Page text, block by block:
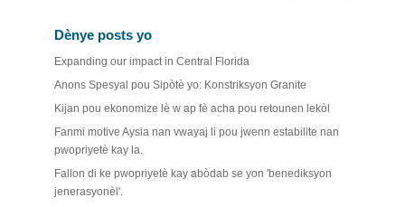
Dènye posts yo
Expanding our impact in Central Florida
Anons Spesyal pou Sipòtè yo: Konstriksyon Granite
Kijan pou ekonomize lè w ap fè acha pou retounen lekòl
Fanmi motive Aysia nan vwayaj li pou jwenn estabilite nan
pwopriyetè kay la.
Fallon di ke pwopriyetè kay abòdab se yon 'benediksyon
jenerasyonèl'.